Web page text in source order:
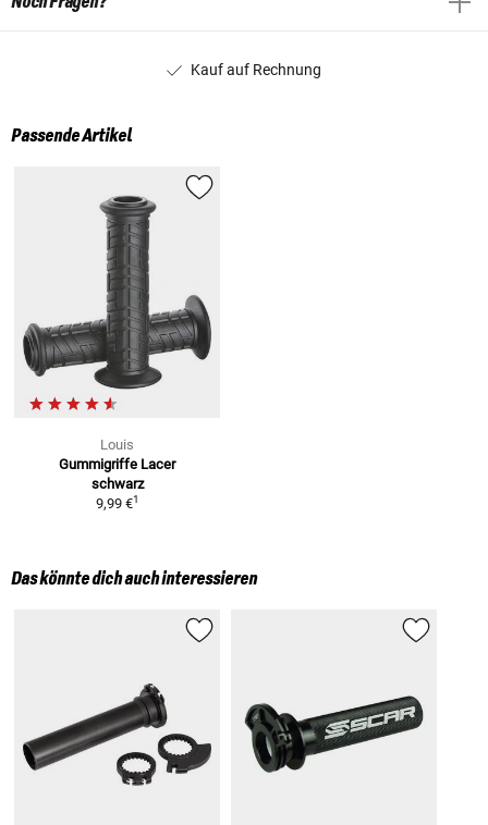
Kauf auf Rechnung
Passende Artikel
Louis
Gummigriffe Lacer
schwarz
9,99 €1
Das könnte dich auch interessieren